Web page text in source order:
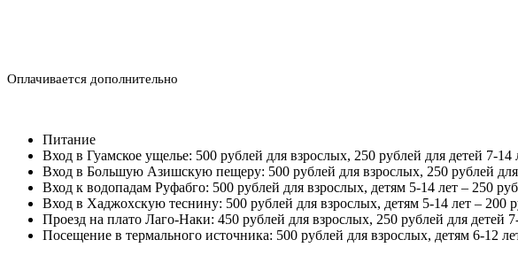
Оплачивается дополнительно
Питание
Вход в Гуамское ущелье: 500 рублей для взрослых, 250 рублей для детей 7-14
Вход в Большую Азишскую пещеру: 500 рублей для взрослых, 250 рублей для
Вход к водопадам Руфабго: 500 рублей для взрослых, детям 5-14 лет – 250
Вход в Хаджохскую теснину: 500 рублей для взрослых, детям 5-14 лет – 200
Проезд на плато Лаго-Наки: 450 рублей для взрослых, 250 рублей для детей
Посещение в термального источника: 500 рублей для взрослых, детям 6-12